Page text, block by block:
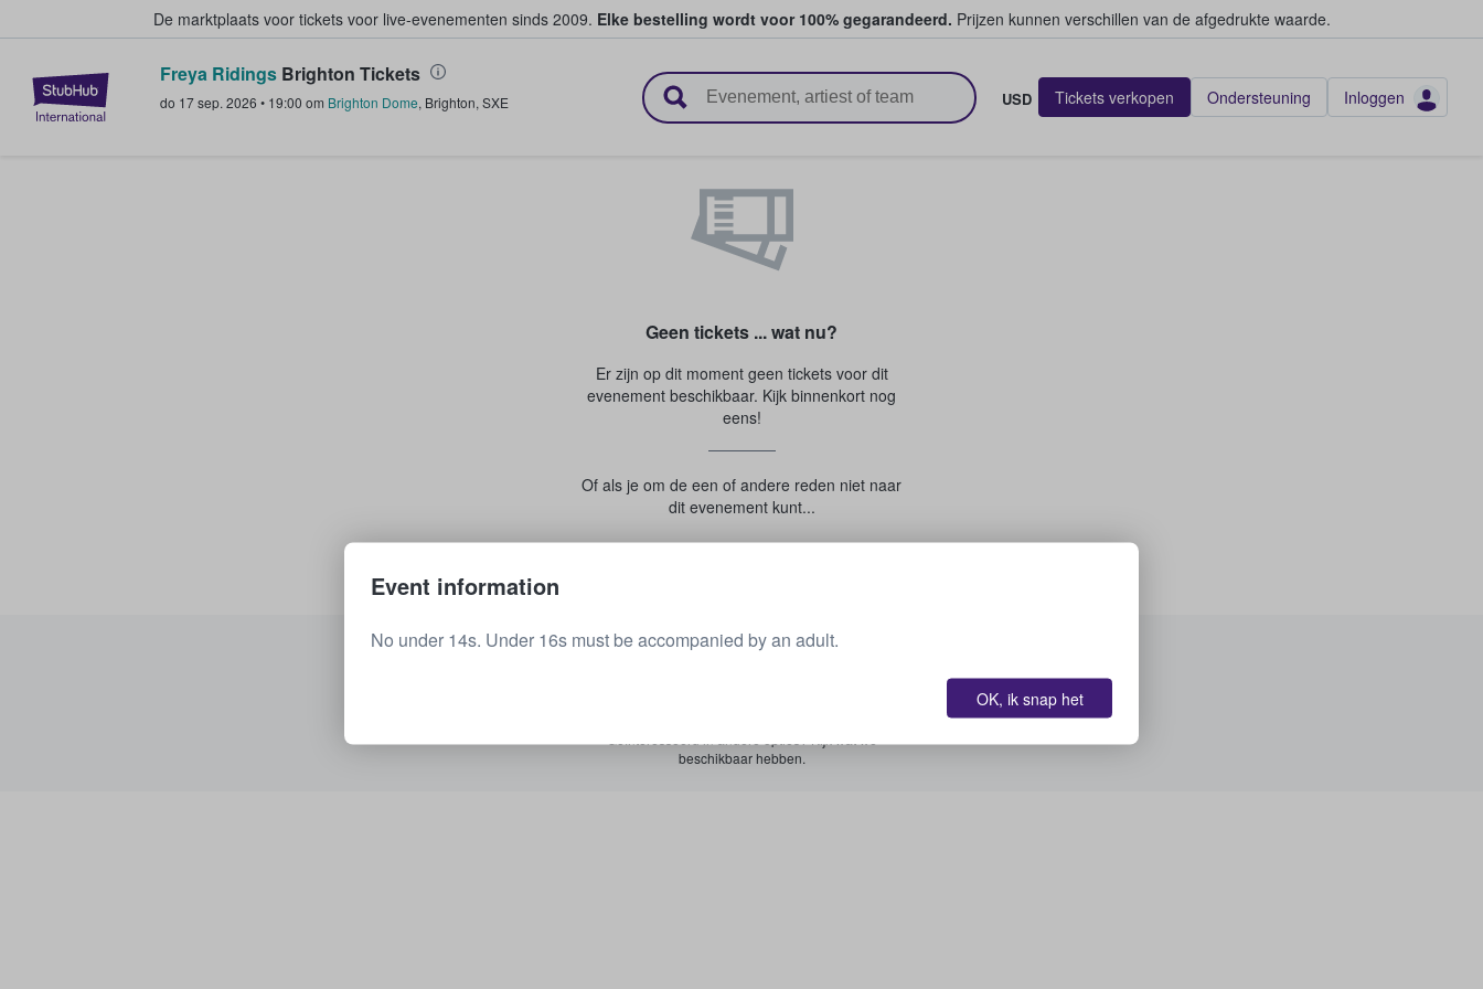
De marktplaats voor tickets voor live-evenementen sinds 2009. Elke bestelling wordt voor 100% gegarandeerd. Prijzen kunnen verschillen van de afgedrukte waarde.
StubHub: waar fans tickets kopen en verkopen
Freya Ridings Brighton Tickets
do 17 sep. 2026 • 19:00 om Brighton Dome, Brighton, SXE USD Tickets verkopen Ondersteuning Inloggen
Geen tickets ... wat nu?
Er zijn op dit moment geen tickets voor dit
evenement beschikbaar. Kijk binnenkort nog
eens!
Of als je om de een of andere reden niet naar
dit evenement kunt...
beschikbaar hebben.
Event information
No under 14s. Under 16s must be accompanied by an adult.
OK, ik snap het